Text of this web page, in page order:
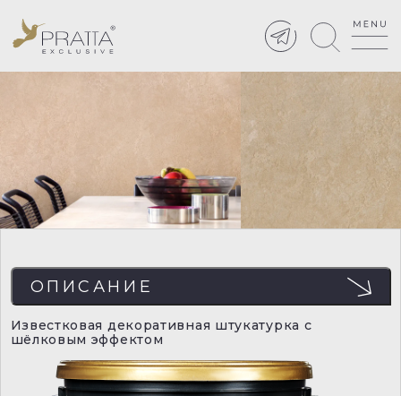
ОПИСАНИЕ
Известковая декоративная штукатурка с
шёлковым эффектом